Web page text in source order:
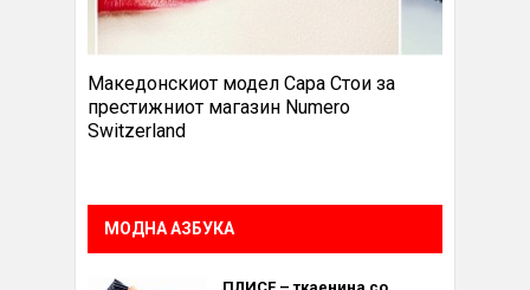
Македонскиот модел Сара Стои за
престижниот магазин Numero
Switzerland
МОДНА АЗБУКА